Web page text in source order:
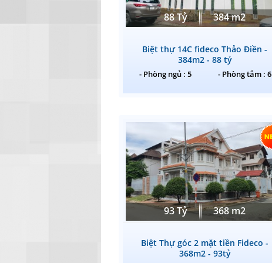
88 Tỷ 384 m2
Biệt thự 14C fideco Thảo Điền -
384m2 - 88 tỷ
- Phòng ngủ : 5 - Phòng tắm : 6
93 Tỷ 368 m2
Biệt Thự góc 2 mặt tiền Fideco -
368m2 - 93tỷ